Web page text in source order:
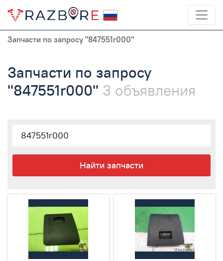
Запчасти по запросу "847551r000"
Запчасти по запросу
"847551r000" 3 объявления
Найти запчасти